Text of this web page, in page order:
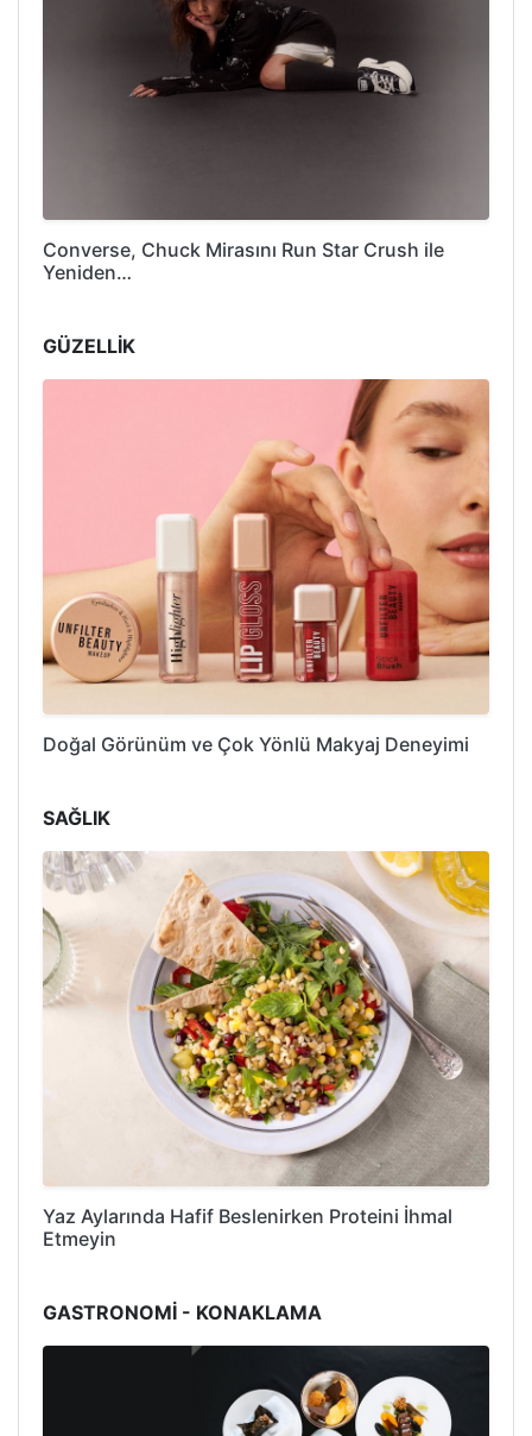
Converse, Chuck Mirasını Run Star Crush ile
Yeniden…
GÜZELLİK
Doğal Görünüm ve Çok Yönlü Makyaj Deneyimi
SAĞLIK
Yaz Aylarında Hafif Beslenirken Proteini İhmal
Etmeyin
GASTRONOMİ - KONAKLAMA